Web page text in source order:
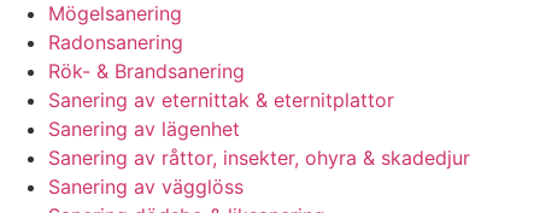
Mögelsanering
Radonsanering
Rök- & Brandsanering
Sanering av eternittak & eternitplattor
Sanering av lägenhet
Sanering av råttor, insekter, ohyra & skadedjur
Sanering av vägglöss